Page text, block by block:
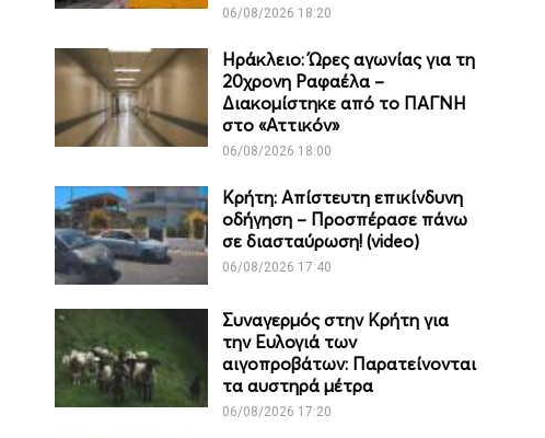
06/08/2026 18:20
Ηράκλειο: Ώρες αγωνίας για τη
20χρονη Ραφαέλα –
Διακομίστηκε από το ΠΑΓΝΗ
στο «Αττικόν»
06/08/2026 18:00
Κρήτη: Απίστευτη επικίνδυνη
οδήγηση – Προσπέρασε πάνω
σε διασταύρωση! (video)
06/08/2026 17:40
Συναγερμός στην Κρήτη για
την Ευλογιά των
αιγοπροβάτων: Παρατείνονται
τα αυστηρά μέτρα
06/08/2026 17:20